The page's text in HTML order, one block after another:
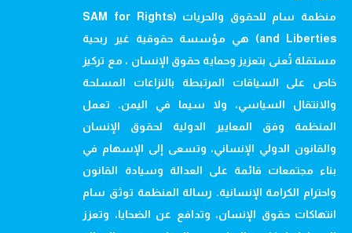
منظمة سام للحقوق والحريات (SAM for Rights
and Liberties) هي مؤسسة حقوقية غير ربحية
مستقلة تُعنى بتعزيز وحماية حقوق الإنسان ، مع تركيز
خاص على السياقات المرتبطة بالنزاعات المسلحة
والانتقال السياسي، ولا سيما في اليمن. تعمل
المنظمة وفق المعايير الدولية لحقوق الإنسان
والقانون الدولي الإنساني، وتسعى إلى الإسهام في
بناء مجتمعات قائمة على العدالة وسيادة القانون
واحترام الكرامة الإنسانية. رسالة المنظمة توثق سام
انتهاكات حقوق الإنسان، وتدافع عن الضحايا، وتعزز